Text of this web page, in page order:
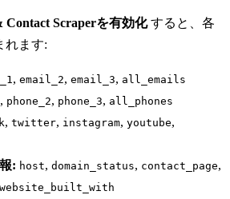
Contact Scraperを有効化すると、各
れます:
, email_2, email_3, all_emails
, phone_2, phone_3, all_phones
, twitter, instagram, youtube,
: host, domain_status, contact_page,
website_built_with